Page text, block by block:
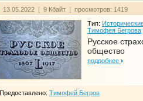
13.05.2022 | 9 Кбайт | просмотров: 1419
Тип:
Тимофея Бегрова
Русское
общество
подробнее
Предоставлено: Тимофей Бегров